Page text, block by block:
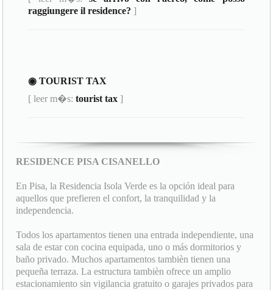
raggiungere il residence? ]
◉ TOURIST TAX
[ leer m�s:tourist tax ]
RESIDENCE PISA CISANELLO
En Pisa, la Residencia Isola Verde es la opción ideal para
aquellos que prefieren el confort, la tranquilidad y la
independencia.
Todos los apartamentos tienen una entrada independiente, una
sala de estar con cocina equipada, uno o más dormitorios y
baño privado. Muchos apartamentos tambièn tienen una
pequeña terraza. La estructura tambièn ofrece un amplio
estacionamiento sin vigilancia gratuito o garajes privados para